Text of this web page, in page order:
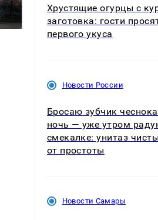
президентов США и
России: Европа?
Хрустящие огурцы с
заготовка: гости
первого укуса
Новости России
Бросаю зубчик
ночь — уже утром
смекалке: унитаз
от простоты
Новости Самары